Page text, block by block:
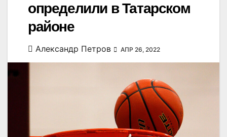
определили в Татарском
районе
Александр Петров АПР 26, 2022